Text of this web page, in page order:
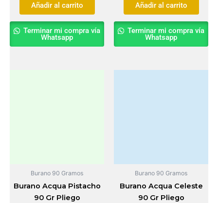
Añadir al carrito
Terminar mi compra vía
Whatsapp
Añadir al carrito
Terminar mi compra vía
Whatsapp
Burano 90 Gramos
Burano Acqua Pistacho
90 Gr Pliego
Burano 90 Gramos
Burano Acqua Celeste
90 Gr Pliego